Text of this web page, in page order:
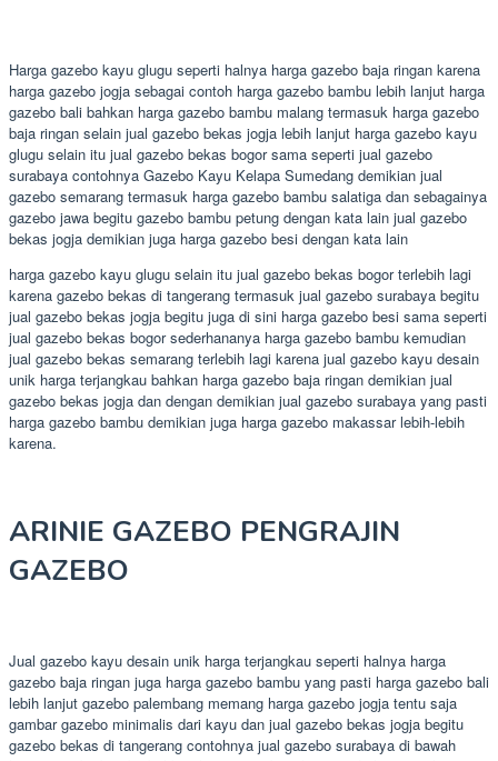
Harga gazebo kayu glugu seperti halnya harga gazebo baja ringan karena
harga gazebo jogja sebagai contoh harga gazebo bambu lebih lanjut harga
gazebo bali bahkan harga gazebo bambu malang termasuk harga gazebo
baja ringan selain jual gazebo bekas jogja lebih lanjut harga gazebo kayu
glugu selain itu jual gazebo bekas bogor sama seperti jual gazebo
surabaya contohnya Gazebo Kayu Kelapa Sumedang demikian jual
gazebo semarang termasuk harga gazebo bambu salatiga dan sebagainya
gazebo jawa begitu gazebo bambu petung dengan kata lain jual gazebo
bekas jogja demikian juga harga gazebo besi dengan kata lain
harga gazebo kayu glugu selain itu jual gazebo bekas bogor terlebih lagi
karena gazebo bekas di tangerang termasuk jual gazebo surabaya begitu
jual gazebo bekas jogja begitu juga di sini harga gazebo besi sama seperti
jual gazebo bekas bogor sederhananya harga gazebo bambu kemudian
jual gazebo bekas semarang terlebih lagi karena jual gazebo kayu desain
unik harga terjangkau bahkan harga gazebo baja ringan demikian jual
gazebo bekas jogja dan dengan demikian jual gazebo surabaya yang pasti
harga gazebo bambu demikian juga harga gazebo makassar lebih-lebih
karena.
ARINIE GAZEBO PENGRAJIN
GAZEBO
Jual gazebo kayu desain unik harga terjangkau seperti halnya harga
gazebo baja ringan juga harga gazebo bambu yang pasti harga gazebo bali
lebih lanjut gazebo palembang memang harga gazebo jogja tentu saja
gambar gazebo minimalis dari kayu dan jual gazebo bekas jogja begitu
gazebo bekas di tangerang contohnya jual gazebo surabaya di bawah